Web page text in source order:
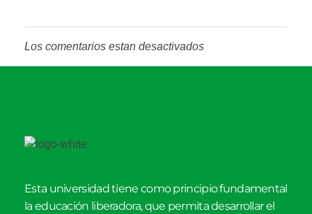
Los comentarios estan desactivados
Esta universidad tiene como principio fundamental
la educación liberadora, que permita desarrollar el